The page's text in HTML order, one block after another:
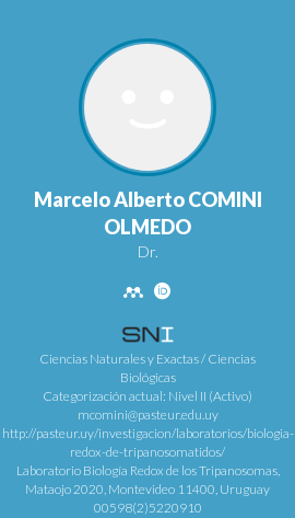
Marcelo Alberto COMINI
OLMEDO
Dr.
Ciencias Naturales y Exactas / Ciencias
Biológicas
Categorización actual: Nivel II (Activo)
mcomini@pasteur.edu.uy
http://pasteur.uy/investigacion/laboratorios/biologia-
redox-de-tripanosomatidos/
Laboratorio Biología Redox de los Tripanosomas,
Mataojo 2020, Montevideo 11400, Uruguay
00598(2)5220910